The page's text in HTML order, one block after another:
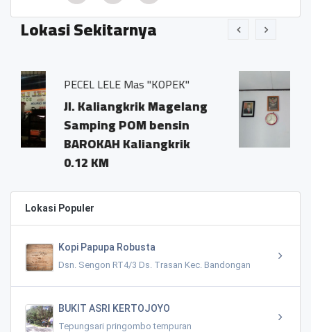
Lokasi Sekitarnya
"KOPEK"
Magelang
bensin
Kaliangkrik
BUMDes LINUWIH
Desa
Kaliangkrik
0.03 KM
Lokasi Populer
Kopi Papupa Robusta
Dsn. Sengon RT4/3 Ds. Trasan Kec. Bandongan
BUKIT ASRI KERTOJOYO
Tepungsari pringombo tempuran